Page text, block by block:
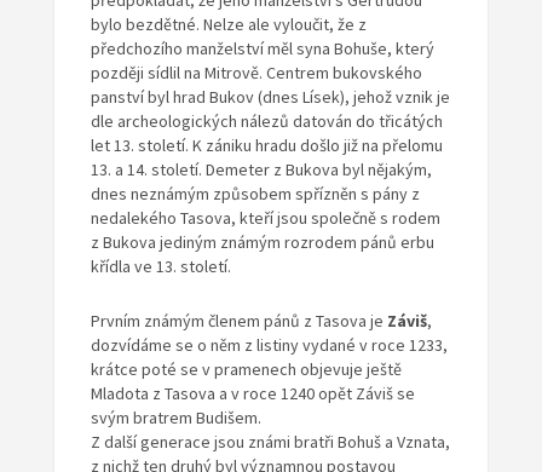
bylo bezdětné. Nelze ale vyloučit, že z
předchozího manželství měl syna Bohuše, který
později sídlil na Mitrově. Centrem bukovského
panství byl hrad Bukov (dnes Lísek), jehož vznik je
dle archeologických nálezů datován do třicátých
let 13. století. K zániku hradu došlo již na přelomu
13. a 14. století. Demeter z Bukova byl nějakým,
dnes neznámým způsobem spřízněn s pány z
nedalekého Tasova, kteří jsou společně s rodem
z Bukova jediným známým rozrodem pánů erbu
křídla ve 13. století.
Prvním známým členem pánů z Tasova je Záviš,
dozvídáme se o něm z listiny vydané v roce 1233,
krátce poté se v pramenech objevuje ještě
Mladota z Tasova a v roce 1240 opět Záviš se
svým bratrem Budišem.
Z další generace jsou známi bratři Bohuš a Vznata,
z nichž ten druhý byl významnou postavou